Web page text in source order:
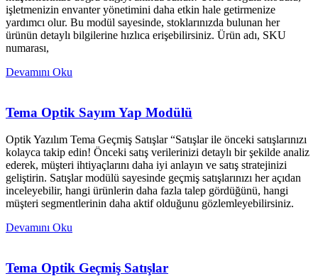
işletmenizin envanter yönetimini daha etkin hale getirmenize
yardımcı olur. Bu modül sayesinde, stoklarınızda bulunan her
ürünün detaylı bilgilerine hızlıca erişebilirsiniz. Ürün adı, SKU
numarası,
Devamını Oku
Tema Optik Sayım Yap Modülü
Optik Yazılım Tema Geçmiş Satışlar “Satışlar ile önceki satışlarınızı
kolayca takip edin! Önceki satış verilerinizi detaylı bir şekilde analiz
ederek, müşteri ihtiyaçlarını daha iyi anlayın ve satış stratejinizi
geliştirin. Satışlar modülü sayesinde geçmiş satışlarınızı her açıdan
inceleyebilir, hangi ürünlerin daha fazla talep gördüğünü, hangi
müşteri segmentlerinin daha aktif olduğunu gözlemleyebilirsiniz.
Devamını Oku
Tema Optik Geçmiş Satışlar